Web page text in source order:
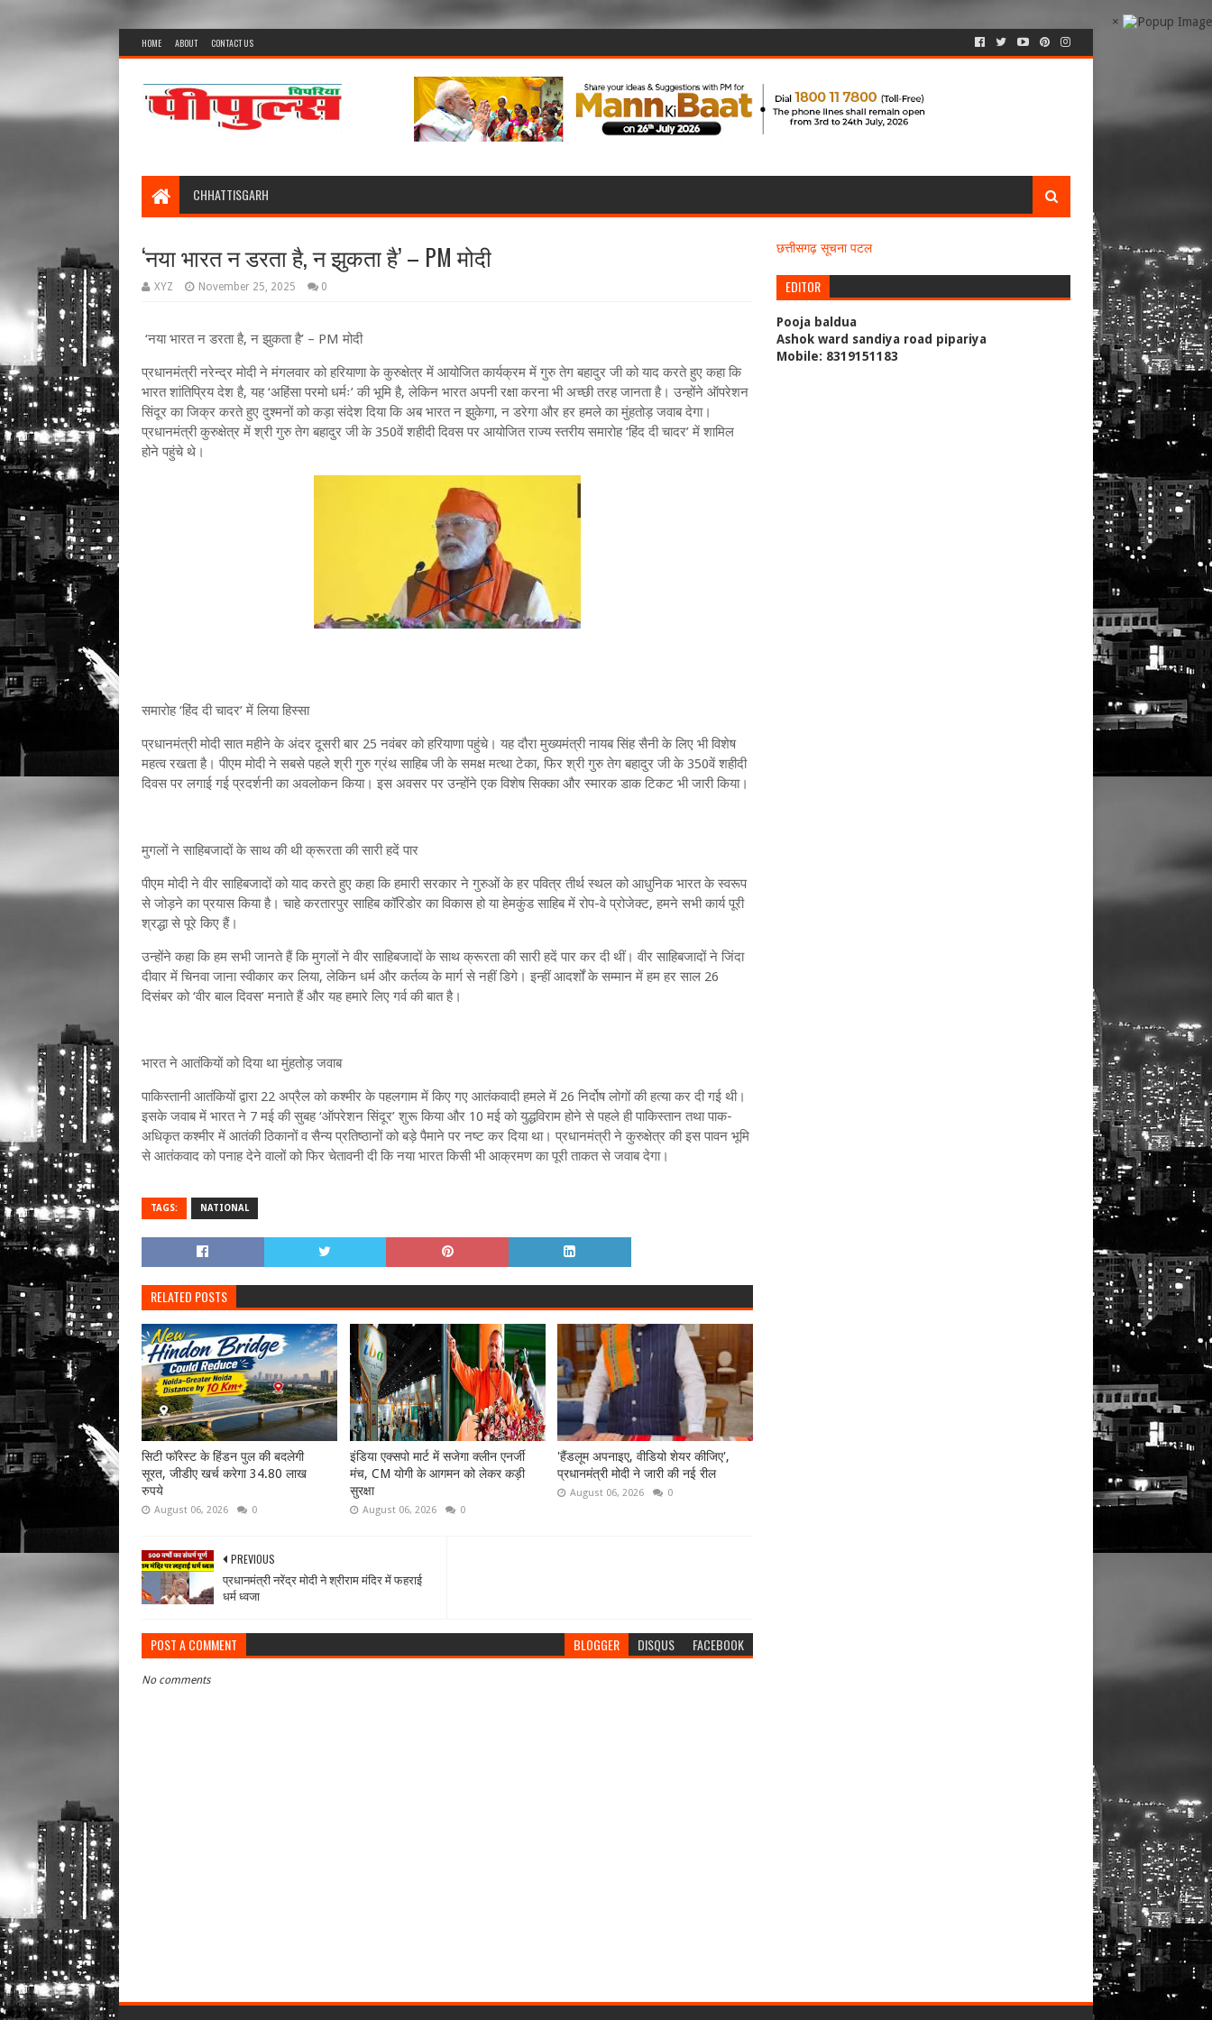
×
HOME ABOUT CONTACT US
CHHATTISGARH
‘नया भारत न डरता है, न झुकता है’ – PM मोदी
XYZ November 25, 2025 0
‘नया भारत न डरता है, न झुकता है’ – PM मोदी
प्रधानमंत्री नरेन्द्र मोदी ने मंगलवार को हरियाणा के कुरुक्षेत्र में आयोजित कार्यक्रम में गुरु तेग बहादुर जी को याद करते हुए कहा कि
भारत शांतिप्रिय देश है, यह ‘अहिंसा परमो धर्मः’ की भूमि है, लेकिन भारत अपनी रक्षा करना भी अच्छी तरह जानता है। उन्होंने ऑपरेशन
सिंदूर का जिक्र करते हुए दुश्मनों को कड़ा संदेश दिया कि अब भारत न झुकेगा, न डरेगा और हर हमले का मुंहतोड़ जवाब देगा।
प्रधानमंत्री कुरुक्षेत्र में श्री गुरु तेग बहादुर जी के 350वें शहीदी दिवस पर आयोजित राज्य स्तरीय समारोह ‘हिंद दी चादर’ में शामिल
होने पहुंचे थे।
समारोह ‘हिंद दी चादर’ में लिया हिस्सा
प्रधानमंत्री मोदी सात महीने के अंदर दूसरी बार 25 नवंबर को हरियाणा पहुंचे। यह दौरा मुख्यमंत्री नायब सिंह सैनी के लिए भी विशेष
महत्व रखता है। पीएम मोदी ने सबसे पहले श्री गुरु ग्रंथ साहिब जी के समक्ष मत्था टेका, फिर श्री गुरु तेग बहादुर जी के 350वें शहीदी
दिवस पर लगाई गई प्रदर्शनी का अवलोकन किया। इस अवसर पर उन्होंने एक विशेष सिक्का और स्मारक डाक टिकट भी जारी किया।
मुगलों ने साहिबजादों के साथ की थी क्रूरता की सारी हदें पार
पीएम मोदी ने वीर साहिबजादों को याद करते हुए कहा कि हमारी सरकार ने गुरुओं के हर पवित्र तीर्थ स्थल को आधुनिक भारत के स्वरूप
से जोड़ने का प्रयास किया है। चाहे करतारपुर साहिब कॉरिडोर का विकास हो या हेमकुंड साहिब में रोप-वे प्रोजेक्ट, हमने सभी कार्य पूरी
श्रद्धा से पूरे किए हैं।
उन्होंने कहा कि हम सभी जानते हैं कि मुगलों ने वीर साहिबजादों के साथ क्रूरता की सारी हदें पार कर दी थीं। वीर साहिबजादों ने जिंदा
दीवार में चिनवा जाना स्वीकार कर लिया, लेकिन धर्म और कर्तव्य के मार्ग से नहीं डिगे। इन्हीं आदर्शों के सम्मान में हम हर साल 26
दिसंबर को ‘वीर बाल दिवस’ मनाते हैं और यह हमारे लिए गर्व की बात है।
भारत ने आतंकियों को दिया था मुंहतोड़ जवाब
पाकिस्तानी आतंकियों द्वारा 22 अप्रैल को कश्मीर के पहलगाम में किए गए आतंकवादी हमले में 26 निर्दोष लोगों की हत्या कर दी गई थी।
इसके जवाब में भारत ने 7 मई की सुबह ‘ऑपरेशन सिंदूर’ शुरू किया और 10 मई को युद्धविराम होने से पहले ही पाकिस्तान तथा पाक-
अधिकृत कश्मीर में आतंकी ठिकानों व सैन्य प्रतिष्ठानों को बड़े पैमाने पर नष्ट कर दिया था। प्रधानमंत्री ने कुरुक्षेत्र की इस पावन भूमि
से आतंकवाद को पनाह देने वालों को फिर चेतावनी दी कि नया भारत किसी भी आक्रमण का पूरी ताकत से जवाब देगा।
TAGS: NATIONAL
RELATED POSTS
सिटी फॉरेस्ट के हिंडन पुल की बदलेगी
सूरत, जीडीए खर्च करेगा 34.80 लाख
रुपये
August 06, 2026 0
इंडिया एक्सपो मार्ट में सजेगा क्लीन एनर्जी
मंच, CM योगी के आगमन को लेकर कड़ी
सुरक्षा
August 06, 2026 0
'हैंडलूम अपनाइए, वीडियो शेयर कीजिए',
प्रधानमंत्री मोदी ने जारी की नई रील
August 06, 2026 0
PREVIOUS
प्रधानमंत्री नरेंद्र मोदी ने श्रीराम मंदिर में फहराई
धर्म ध्वजा
POST A COMMENT BLOGGER DISQUS FACEBOOK
No comments
छत्तीसगढ़ सूचना पटल
EDITOR
Pooja baldua
Ashok ward sandiya road pipariya
Mobile: 8319151183